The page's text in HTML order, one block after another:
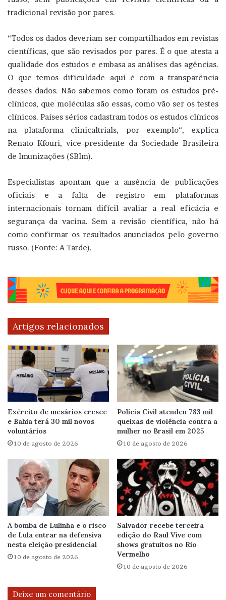
tradicional revisão por pares.
“Todos os dados deveriam ser compartilhados em revistas
científicas, que são revisados por pares. É o que atesta a
qualidade dos estudos e embasa as análises das agências.
O que temos dificuldade aqui é com a transparência
desses dados. Não sabemos como foram os estudos pré-
clínicos, que moléculas são essas, como vão ser os testes
clínicos. Países sérios cadastram todos os estudos clínicos
na plataforma clinicaltrials, por exemplo“, explica
Renato Kfouri, vice-presidente da Sociedade Brasileira
de Imunizações (SBIm).
Especialistas apontam que a ausência de publicações
oficiais e a falta de registro em plataformas
internacionais tornam difícil avaliar a real eficácia e
segurança da vacina. Sem a revisão científica, não há
como confirmar os resultados anunciados pelo governo
russo. (Fonte: A Tarde).
Artigos relacionados
Exército de mesários cresce
e Bahia terá 30 mil novos
voluntários
10 de agosto de 2026
Polícia Civil atendeu 783 mil
queixas de violência contra a
mulher no Brasil em 2025
10 de agosto de 2026
A bomba de Lulinha e o risco
de Lula entrar na defensiva
nesta eleição presidencial
10 de agosto de 2026
Salvador recebe terceira
edição do Raul Vive com
shows gratuitos no Rio
Vermelho
10 de agosto de 2026
Deixe um comentário